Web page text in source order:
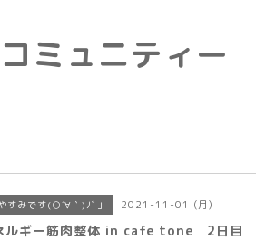
ミュニティー
すみです(○´∀｀)ﾉﾞ」 2021-11-01 (月)
ルギー筋肉整体 in cafe tone 2日目